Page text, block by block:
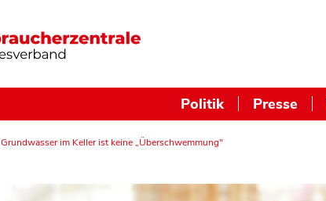
Politik Presse
Grundwasser im Keller ist keine „Überschwemmung"